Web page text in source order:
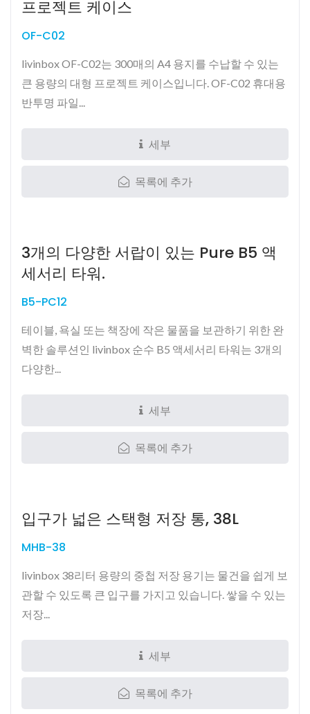
프로젝트 케이스
OF-C02
livinbox OF-C02는 300매의 A4 용지를 수납할 수 있는
큰 용량의 대형 프로젝트 케이스입니다. OF-C02 휴대용
반투명 파일...
세부
목록에 추가
3개의 다양한 서랍이 있는 Pure B5 액
세서리 타워.
B5-PC12
테이블, 욕실 또는 책장에 작은 물품을 보관하기 위한 완
벽한 솔루션인 livinbox 순수 B5 액세서리 타워는 3개의
다양한...
세부
목록에 추가
입구가 넓은 스택형 저장 통, 38L
MHB-38
livinbox 38리터 용량의 중첩 저장 용기는 물건을 쉽게 보
관할 수 있도록 큰 입구를 가지고 있습니다. 쌓을 수 있는
저장...
세부
목록에 추가